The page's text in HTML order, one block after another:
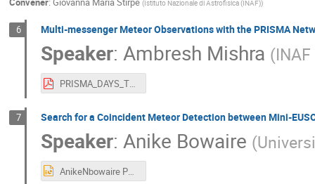
(Istituto Nazionale di Astrofisica (INAF))
6 Multi-messenger Meteor Observations with the PRISMA
Speaker: Ambresh Mishra (
PRISMA_DAYS_TERAMO.pdf
7 Search for a Coincident Meteor Detection between Mini-
Speaker: Anike Bowaire (
AnikeNbowaire PRISMA Days 2025.pptx